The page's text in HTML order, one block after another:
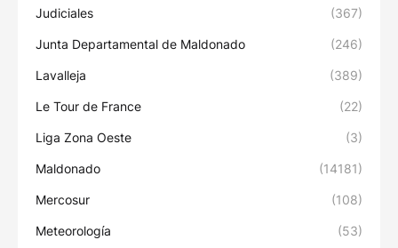
Judiciales (367)
Junta Departamental de Maldonado (246)
Lavalleja (389)
Le Tour de France (22)
Liga Zona Oeste (3)
Maldonado (14181)
Mercosur (108)
Meteorología (53)